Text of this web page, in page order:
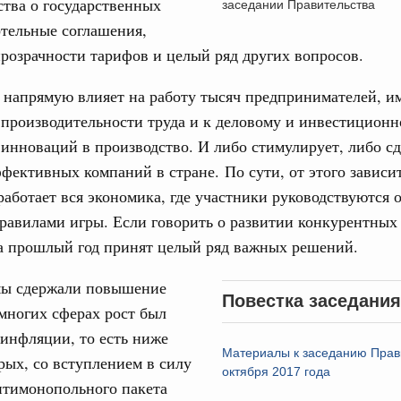
заседании Правительства
о государственных
соглашения,
тарифов и целый ряд других вопросов.
влияет на работу тысяч предпринимателей,
труда и к деловому и
в производство. И либо стимулирует, либо
компаний в стране. По сути, от этого
вся экономика, где участники
игры. Если говорить о развитии
прошлый год принят целый ряд важных решений.
Повестка заседания
Материалы к заседанию
октября 2017 года
сдержали повышение
сферах рост был
то есть ниже
со вступлением в силу
пакета
и руководитель Росмолодёжи Григорий
проекта «Кольцо открытий»
Интеграция на пространстве СНГ
совета в узком составе
странами (кроме СНГ) на двусторонней основе
с Министром промышленности,
Мохаммадом Атабаком
маршрутов научно-популярного туризма в
науки и технологий
отношения со странами СНГ на двусторонней основе
VIII Российско-Киргизского
Киргизской межрегиональной
С
Для